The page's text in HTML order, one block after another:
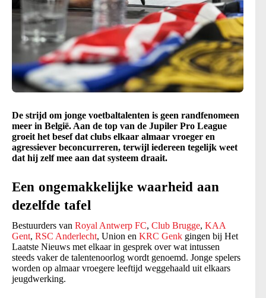
De strijd om jonge voetbaltalenten is geen randfenomeen
meer in België. Aan de top van de Jupiler Pro League
groeit het besef dat clubs elkaar almaar vroeger en
agressiever beconcurreren, terwijl iedereen tegelijk weet
dat hij zelf mee aan dat systeem draait.
Een ongemakkelijke waarheid aan
dezelfde tafel
Bestuurders van Royal Antwerp FC, Club Brugge, KAA
Gent, RSC Anderlecht, Union en KRC Genk gingen bij Het
Laatste Nieuws met elkaar in gesprek over wat intussen
steeds vaker de talentenoorlog wordt genoemd. Jonge spelers
worden op almaar vroegere leeftijd weggehaald uit elkaars
jeugdwerking.